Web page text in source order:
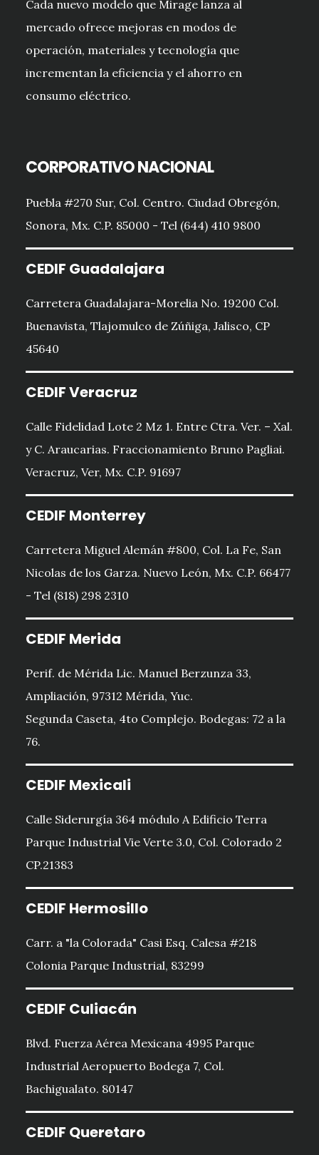
Cada nuevo modelo que Mirage lanza al
mercado ofrece mejoras en modos de
operación, materiales y tecnología que
incrementan la eficiencia y el ahorro en
consumo eléctrico.
CORPORATIVO NACIONAL
Puebla #270 Sur, Col. Centro. Ciudad Obregón,
Sonora, Mx. C.P. 85000 - Tel (644) 410 9800
CEDIF Guadalajara
Carretera Guadalajara-Morelia No. 19200 Col.
Buenavista, Tlajomulco de Zúñiga, Jalisco, CP
45640
CEDIF Veracruz
Calle Fidelidad Lote 2 Mz 1. Entre Ctra. Ver. – Xal.
y C. Araucarias. Fraccionamiento Bruno Pagliai.
Veracruz, Ver, Mx. C.P. 91697
CEDIF Monterrey
Carretera Miguel Alemán #800, Col. La Fe, San
Nicolas de los Garza. Nuevo León, Mx. C.P. 66477
- Tel (818) 298 2310
CEDIF Merida
Perif. de Mérida Lic. Manuel Berzunza 33,
Ampliación, 97312 Mérida, Yuc.
Segunda Caseta, 4to Complejo. Bodegas: 72 a la
76.
CEDIF Mexicali
Calle Siderurgía 364 módulo A Edificio Terra
Parque Industrial Vie Verte 3.0, Col. Colorado 2
CP.21383
CEDIF Hermosillo
Carr. a "la Colorada" Casi Esq. Calesa #218
Colonia Parque Industrial, 83299
CEDIF Culiacán
Blvd. Fuerza Aérea Mexicana 4995 Parque
Industrial Aeropuerto Bodega 7, Col.
Bachigualato. 80147
CEDIF Queretaro